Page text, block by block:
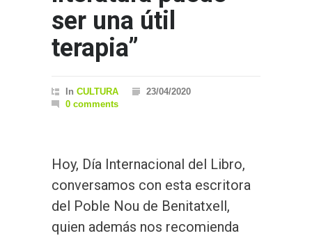
ser una útil
terapia”
In CULTURA
23/04/2020
0 comments
Hoy, Día Internacional del Libro,
conversamos con esta escritora
del Poble Nou de Benitatxell,
quien además nos recomienda